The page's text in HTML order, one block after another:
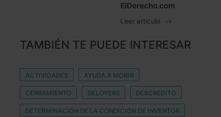
ElDerecho.com
Leer artículo
TAMBIÉN TE PUEDE INTERESAR
ACTIVIDADES AYUDA A MORIR
CERRAMIENTO DELOYERS DESCREDITO
DETERMINACIÓN DE LA CONDICIÓN DE INVENTOR